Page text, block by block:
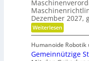
t
o
f
f
r
a
u
l
t
u
n
g
s
k
l
a
s
R
o
u
t
e
g
e
r
-
S
e
n
s
o
r
e
Dezember 2027,
Weiterlesen:
Z
e
i
Humanoide Robotik
Gemeinnützige